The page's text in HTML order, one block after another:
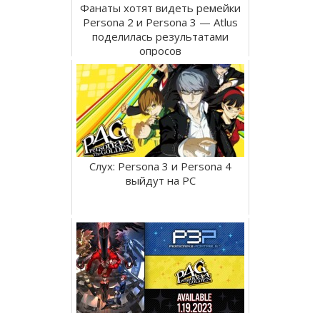
Фанаты хотят видеть ремейки
Persona 2 и Persona 3 — Atlus
поделилась результатами
опросов
Слух: Persona 3 и Persona 4
выйдут на PC